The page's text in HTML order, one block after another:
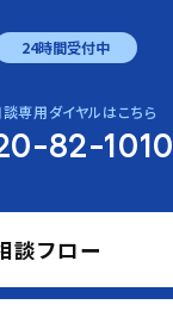
24時間受付中
談専用ダイヤルはこちら
82-1010
談フロー